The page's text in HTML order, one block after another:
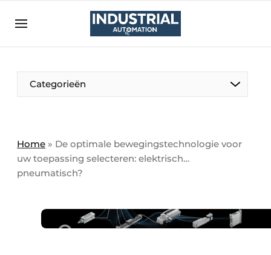
Aanmelden
Bedrijven
Bedrijven
Direct contact
Eigen content aanleveren
Meest gelezen
Categorieën
Home » De optimale bewegingstechnologie voor
uw toepassing selecteren: elektrisch…
pneumatisch?